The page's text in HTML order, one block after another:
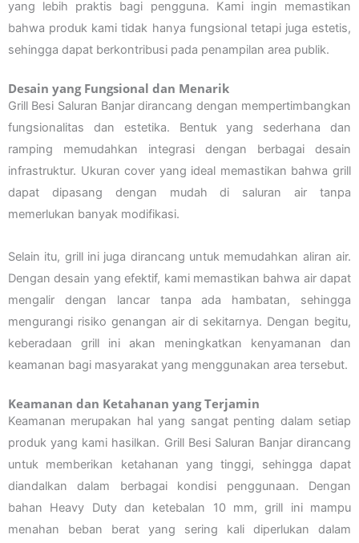
yang lebih praktis bagi pengguna. Kami ingin memastikan
bahwa produk kami tidak hanya fungsional tetapi juga estetis,
sehingga dapat berkontribusi pada penampilan area publik.
Desain yang Fungsional dan Menarik
Grill Besi Saluran Banjar dirancang dengan mempertimbangkan
fungsionalitas dan estetika. Bentuk yang sederhana dan
ramping memudahkan integrasi dengan berbagai desain
infrastruktur. Ukuran cover yang ideal memastikan bahwa grill
dapat dipasang dengan mudah di saluran air tanpa
memerlukan banyak modifikasi.
Selain itu, grill ini juga dirancang untuk memudahkan aliran air.
Dengan desain yang efektif, kami memastikan bahwa air dapat
mengalir dengan lancar tanpa ada hambatan, sehingga
mengurangi risiko genangan air di sekitarnya. Dengan begitu,
keberadaan grill ini akan meningkatkan kenyamanan dan
keamanan bagi masyarakat yang menggunakan area tersebut.
Keamanan dan Ketahanan yang Terjamin
Keamanan merupakan hal yang sangat penting dalam setiap
produk yang kami hasilkan. Grill Besi Saluran Banjar dirancang
untuk memberikan ketahanan yang tinggi, sehingga dapat
diandalkan dalam berbagai kondisi penggunaan. Dengan
bahan Heavy Duty dan ketebalan 10 mm, grill ini mampu
menahan beban berat yang sering kali diperlukan dalam